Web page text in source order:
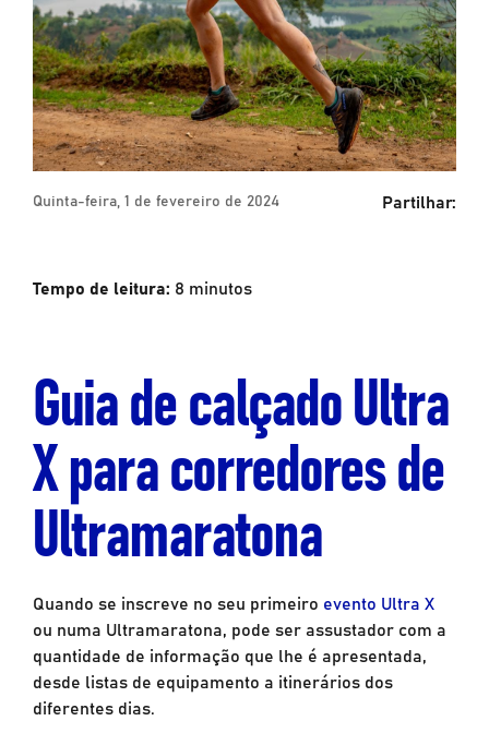
Quinta-feira, 1 de fevereiro de 2024 Partilhar:
Tempo de leitura: 8 minutos
Guia de calçado Ultra
X para corredores de
Ultramaratona
Quando se inscreve no seu primeiro evento Ultra X
ou numa Ultramaratona, pode ser assustador com a
quantidade de informação que lhe é apresentada,
desde listas de equipamento a itinerários dos
diferentes dias.